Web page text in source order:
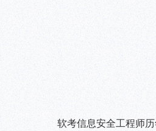
软考信息安全工程师